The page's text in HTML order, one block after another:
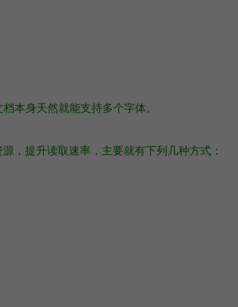
本身天然就能支持多个字体。
，提升读取速率，主要就有下列几种方式：